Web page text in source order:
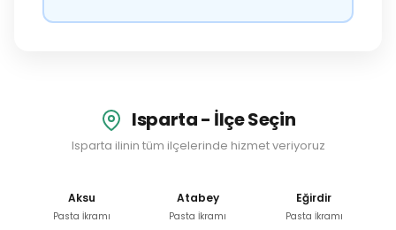
Isparta - İlçe Seçin
Isparta ilinin tüm ilçelerinde hizmet veriyoruz
Aksu
Pasta İkramı
Atabey
Pasta İkramı
Eğirdir
Pasta İkramı